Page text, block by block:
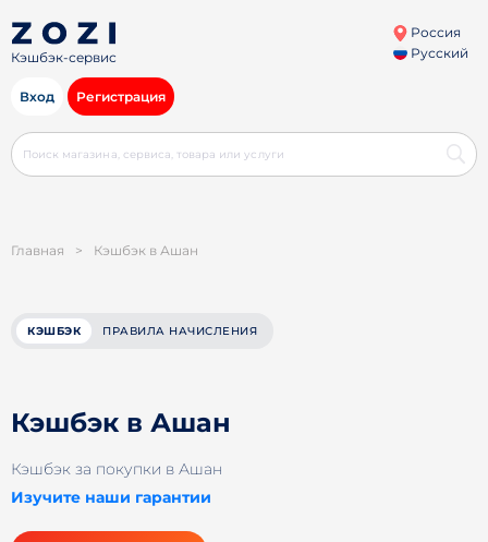
Кэшбэк-сервис
Россия
Русский
Вход Регистрация
Главная > Кэшбэк в Ашан
КЭШБЭК ПРАВИЛА НАЧИСЛЕНИЯ
Кэшбэк в Ашан
Кэшбэк за покупки в Ашан
Изучите наши гарантии